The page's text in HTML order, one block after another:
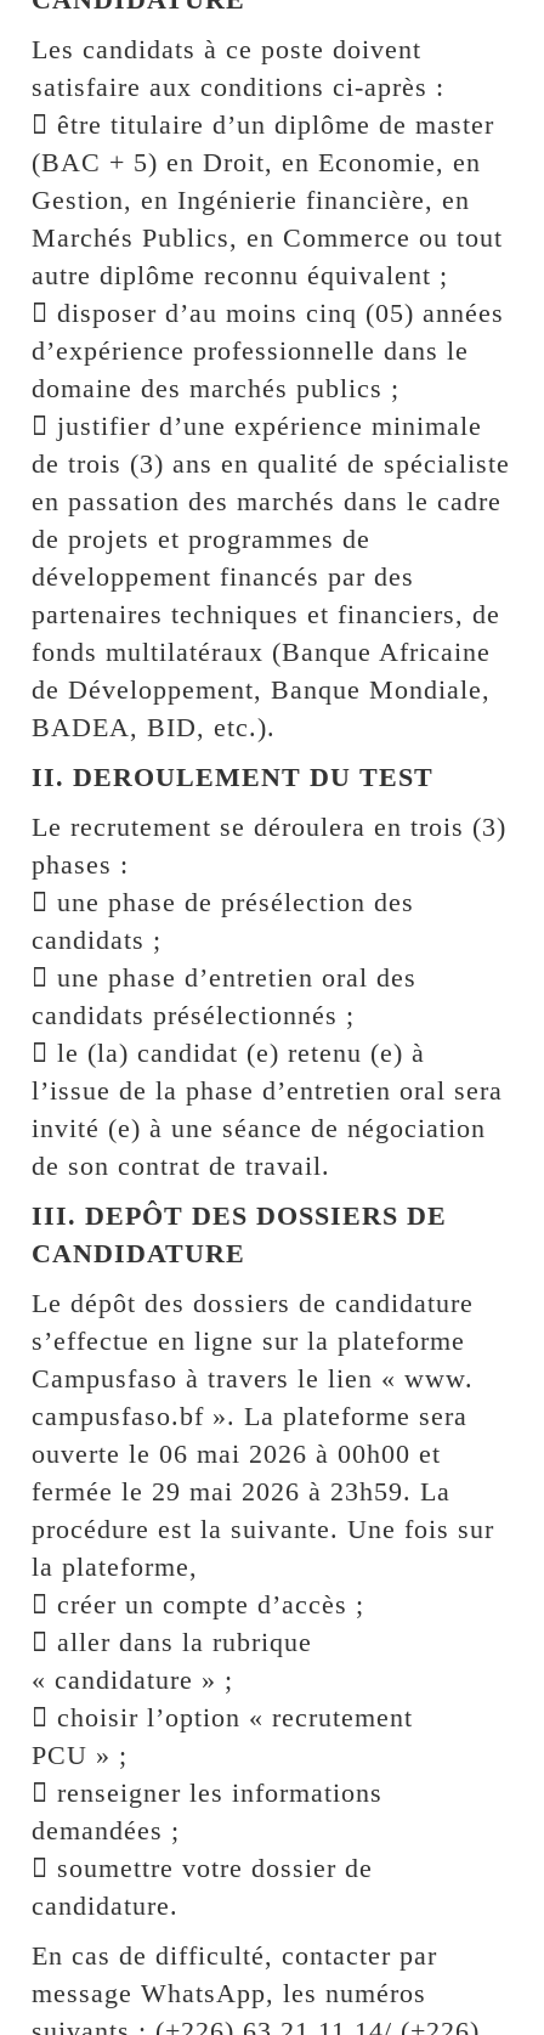
Les candidats à ce poste doivent
satisfaire aux conditions ci-après :
 être titulaire d’un diplôme de master
(BAC + 5) en Droit, en Economie, en
Gestion, en Ingénierie financière, en
Marchés Publics, en Commerce ou tout
autre diplôme reconnu équivalent ;
 disposer d’au moins cinq (05) années
d’expérience professionnelle dans le
domaine des marchés publics ;
 justifier d’une expérience minimale
de trois (3) ans en qualité de spécialiste
en passation des marchés dans le cadre
de projets et programmes de
développement financés par des
partenaires techniques et financiers, de
fonds multilatéraux (Banque Africaine
de Développement, Banque Mondiale,
BADEA, BID, etc.).
II. DEROULEMENT DU TEST
Le recrutement se déroulera en trois (3)
phases :
 une phase de présélection des
candidats ;
 une phase d’entretien oral des
candidats présélectionnés ;
 le (la) candidat (e) retenu (e) à
l’issue de la phase d’entretien oral sera
invité (e) à une séance de négociation
de son contrat de travail.
III. DEPÔT DES DOSSIERS DE
CANDIDATURE
Le dépôt des dossiers de candidature
s’effectue en ligne sur la plateforme
Campusfaso à travers le lien « www.
campusfaso.bf ». La plateforme sera
ouverte le 06 mai 2026 à 00h00 et
fermée le 29 mai 2026 à 23h59. La
procédure est la suivante. Une fois sur
la plateforme,
 créer un compte d’accès ;
 aller dans la rubrique
« candidature » ;
 choisir l’option « recrutement
PCU » ;
 renseigner les informations
demandées ;
 soumettre votre dossier de
candidature.
En cas de difficulté, contacter par
message WhatsApp, les numéros